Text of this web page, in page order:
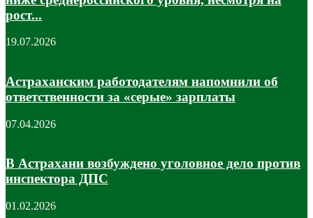
рост...
19.07.2026
Астраханским работодателям напомнили об
ответственности за «серые» зарплаты
07.04.2026
В Астрахани возбуждено уголовное дело против
инспектора ДПС
01.02.2026